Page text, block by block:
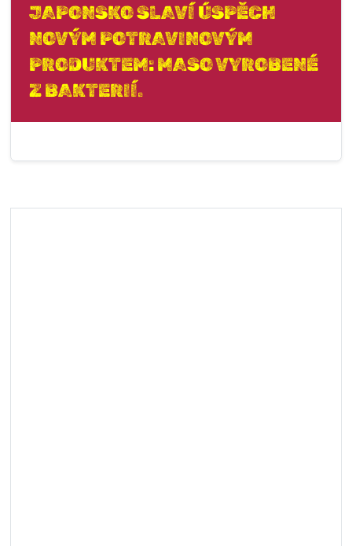
JAPONSKO SLAVÍ ÚSPĚCH
NOVÝM POTRAVINOVÝM
PRODUKTEM: MASO VYROBENÉ
Z BAKTERIÍ.